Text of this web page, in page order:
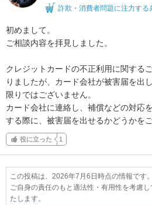
詐欺・消費者問題に注力する
初めまして。
ご相談内容を拝見しました。
クレジットカードの不正利用に関する
りましたが、カード会社が被害届を出
限りではございません。
カード会社に連絡し、補償などの対応
する際に、被害届を出せるかどうかを
役に立った 1
この投稿は、2026年7月6日時点の情報です。
ご自身の責任のもと適法性・有用性を考慮
たします。